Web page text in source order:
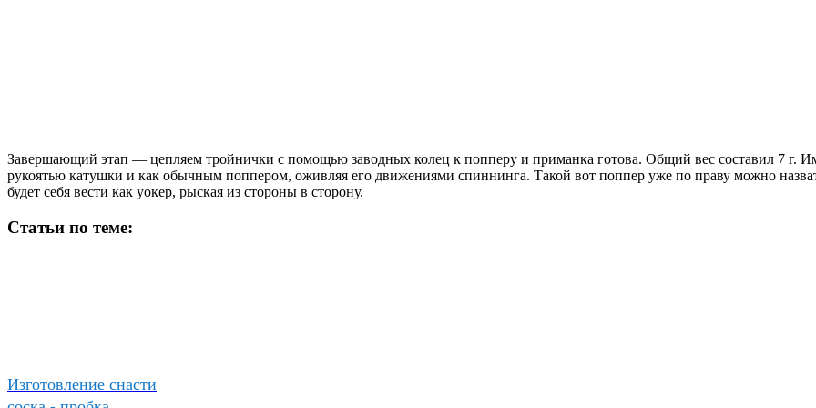
Завершающий этап — цепляем тройнички с помощью заводных колец к попперу и приманка готова. Общий вес составил 7 г.
рукоятью катушки и как обычным поппером, оживляя его движениями спиннинга. Такой вот поппер уже по праву можно
будет себя вести как уокер, рыская из стороны в сторону.
Статьи по теме:
Изготовление снасти